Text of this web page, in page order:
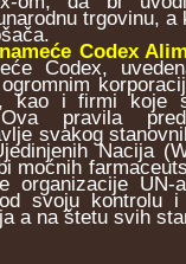
trgovinu,
Codex
Codex,
kao i firmi koje
pravila
svakog
Nacija
moćnih
organizacije
svoju kontrolu
a na štetu svih